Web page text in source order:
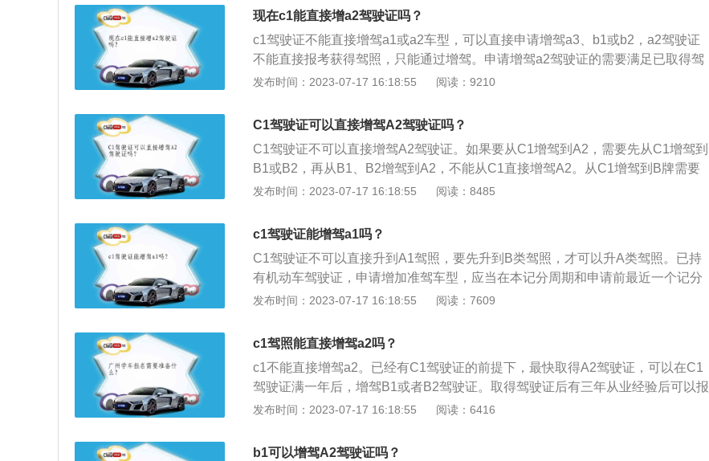
难度，以保证每位交通参与者的安全。
速载货汽车或者三轮汽车准驾车型资格三年以上，并在申请前最近连续三个记分
周期内没有记满12分记录；申请增加牵引车准驾车型的，已取得驾驶中型客车或
者大型货车准驾车型资格三年以上，或者取得驾驶大型客车准驾车型资格一年以
准驾车型的，已取得驾驶中型客车城市公交车或者大型货车准驾车型资格五年以
周期内没有记满12分记录；在暂住地可以申请增加的准驾车型为小型汽车、小型
自动挡汽车、低速载货汽车、三轮汽车、普通三轮摩托车、普通二轮摩托车、轻
便摩托车。第十五条：有下列情形之一的，不得申请大型客车、牵引车、中型客
车、大型货车准驾车型：发生交通事故造成人员死亡，承担同等以上责任的；醉
和国公安部令第139号《准驾车型及代号》规定：A1的准驾车型为大型客车，准
驾车辆为大型载客汽车，并准予驾驶A3、B1、B2、C1、C2、C3、C4、M的准
驾车型。根据中华人民共和国公安部令第139号《准驾车型及代号》规定：A2准
驾车型为牵引车，准驾的车辆为重型、中型全挂、半挂汽车列车，准予驾驶的其
他车型为B1、B2、C1、C2、C3、C4、M。
有出现扣满12分的情况可增驾A2。增驾B1的身体条件符合要求：年龄：21周岁
以上，50周岁以下；身体：150厘米以上；视力：两眼裸视力或者矫正视力达到
对数视力表5.0以上；听力：两耳分别距音叉50厘米能辨别声源方向；上肢：双手
拇指健全，每只手其他手指必须有三指健全，肢体和手指运动功能正常；下肢：
双下肢健全且运动功能正常，不等长度不得大于5厘米。
现在c1能直接增a2驾驶证吗？
c1驾驶证不能直接增驾a1或a2车型，可以直接申请增驾a3、b1或b2，a2驾驶证
不能直接报考获得驾照，只能通过增驾。申请增驾a2驾驶证的需要满足已取得驾
驶b1准驾车型资格三年以上或者取得b2准驾车型资格两年以上又或者取得驾驶a1
录。A2驾照的准驾车型为牵引车，持有中国公安交警车管机关核发的有效A2驾照
能驾驶重型、中型全挂、半挂汽车列车还可以驾驶B1，B2，C1，C2，C3，C
4，M所准许的车型。不管是A1、A2驾驶证，只要扣1-11分的本记分周期结束后3
0天内到辖区车管所接受3小时安全教育、一个记分周期内有记满12分的直接降到
下一级、发生交通事故造成人员死亡及同等以上责任也会被降级，最低降到C1、
驶人在30天内办理降级换证业务，如果不去依照相关规定处罚款。
发布时间：2023-07-17 16:18:55 阅读：9210
C1驾驶证可以直接增驾A2驾驶证吗？
C1驾驶证不可以直接增驾A2驾驶证。如果要从C1增驾到A2，需要先从C1增驾到
B1或B2，再从B1、B2增驾到A2，不能从C1直接增驾A2。从C1增驾到B牌需要
年满21周岁，其中增驾B2需要获得C1驾照超过一年，增驾B1驾照需要获得C1驾
三年，或者取得B2驾照超过两年；另外，在申请前连续三个记分周期没有扣满12
分记录。每次增驾都要到相应的驾校进行科目一到科目四的学习和考试，A2驾照
虽然只能在户籍地申请，但可以通过办理外地居住证在驾校以及车管所都齐全的
地方进行异地申请。在增驾A2之前如果发生过酒后驾驶、造成人员死亡的交通事
故等情况，则无法申请A2驾照。增驾以后使用的是一本驾照，并且共用12分。无
就会取消最高驾驶级别，比如取消A2降级为B1。通过逐级递减直到C1，最后是
吊销执照。如果年龄超过了60周岁，则会从A2直接降为C1。
发布时间：2023-07-17 16:18:55 阅读：8485
c1驾驶证能增驾a1吗？
C1驾驶证不可以直接升到A1驾照，要先升到B类驾照，才可以升A类驾照。已持
有机动车驾驶证，申请增加准驾车型，应当在本记分周期和申请前最近一个记分
周期内没有满分记录。如果是申请增加中型客车、牵引车、大型客车准驾车型的
分记录。《机动车驾驶证申领和使用规定》第十五条规定如下：1、申请增加中
型客车准驾车型：已取得驾驶城市公交车、大型货车、小型汽车、小型自动挡汽
车、低速载货汽车或者三轮汽车准驾车型资格三年以上，并在申请前最近连续三
个记分周期内没有记满12分记录；2、申请增加牵引车准驾车型：已取得驾驶中
型客车或者大型货车准驾车型资格三年以上，或者取得驾驶大型客车准驾车型资
增加大型客车准驾车型：已取得驾驶城市公交车、中型客车或者大型货车准驾车
发布时间：2023-07-17 16:18:55 阅读：7609
c1驾照能直接增驾a2吗？
c1不能直接增驾a2。已经有C1驾驶证的前提下，最快取得A2驾驶证，可以在C1
驾驶证满一年后，增驾B1或者B2驾驶证。取得驾驶证后有三年从业经验后可以报
考A2驾驶证，所以通过C1证增驾A2需要至少四年。还可以通过第二种方法来进
A2驾驶证。这种方式会更快一些，不过不是从C1驾驶证增驾的形式考试。根据
发布时间：2023-07-17 16:18:55 阅读：6416
b1可以增驾A2驾驶证吗？